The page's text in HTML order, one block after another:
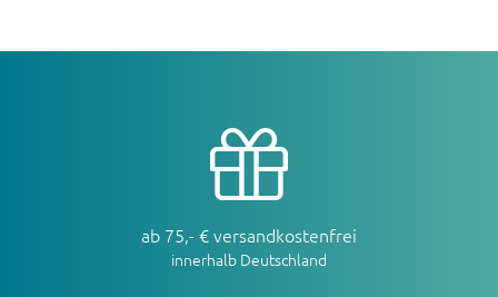
ab 75,- € versandkostenfrei
innerhalb Deutschland